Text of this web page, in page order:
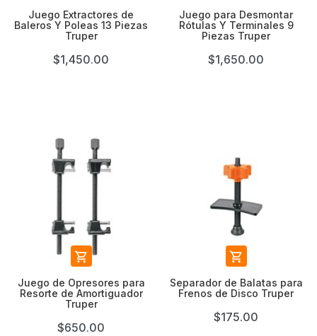
Juego Extractores de
Baleros Y Poleas 13 Piezas
Truper
$1,450.00
Juego para Desmontar
Rótulas Y Terminales 9
Piezas Truper
$1,650.00

Juego de Opresores para
Resorte de Amortiguador
Truper
$650.00

Separador de Balatas para
Frenos de Disco Truper
$175.00